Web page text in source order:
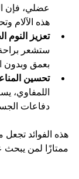
عضلي، فإن
هذه الآلام
تعزيز النوم
ستشعر
بعمق وبدون
تحسين
اللمفاوي،
دفاعات
هذه الفوائد تجعل
ممتازًا لمن